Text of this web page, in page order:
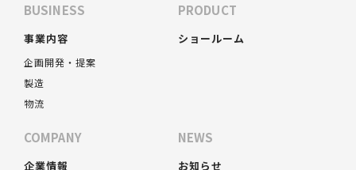
BUSINESS
事業内容
企画開発・提案
製造
物流
PRODUCT
ショールーム
COMPANY
企業情報
NEWS
お知らせ